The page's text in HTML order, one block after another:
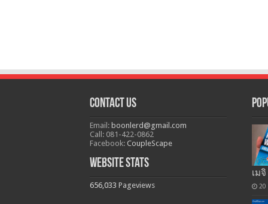
Contact Us
Email: boonlerd@gmail.com
Call: 081-422-0862
Facebook: CoupleScape
Website Stats
656,033 Pageviews
เม